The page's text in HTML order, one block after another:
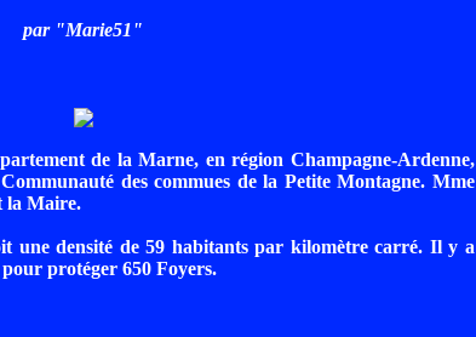
par "Marie51"
de la Marne, en région Champagne-Ardenne,
des commues de la Petite Montagne. Mme
la Maire.
une densité de 59 habitants par kilomètre carré. Il y a
protéger 650 Foyers.